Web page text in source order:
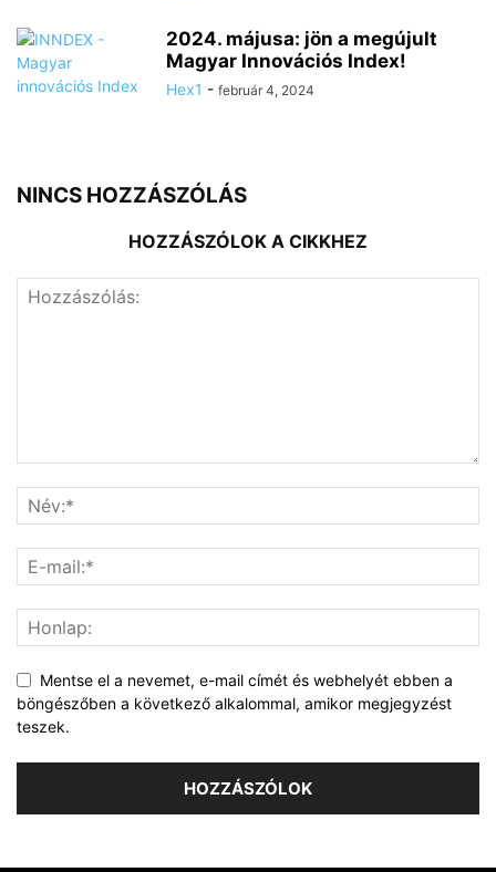
2024. májusa: jön a megújult
Magyar Innovációs Index!
Hex1 - február 4, 2024
NINCS HOZZÁSZÓLÁS
HOZZÁSZÓLOK A CIKKHEZ
Mentse el a nevemet, e-mail címét és webhelyét ebben a
böngészőben a következő alkalommal, amikor megjegyzést
teszek.